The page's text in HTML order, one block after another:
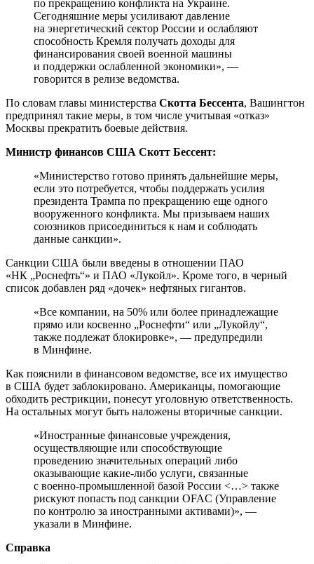
по прекращению конфликта на Украине.
Сегодняшние меры усиливают давление
на энергетический сектор России и ослабляют
способность Кремля получать доходы для
финансирования своей военной машины
и поддержки ослабленной экономики», —
говорится в релизе ведомства.
По словам главы министерства Скотта Бессента, Вашингтон
предпринял такие меры, в том числе учитывая «отказ»
Москвы прекратить боевые действия.
Министр финансов США Скотт Бессент:
«Министерство готово принять дальнейшие меры,
если это потребуется, чтобы поддержать усилия
президента Трампа по прекращению еще одного
вооруженного конфликта. Мы призываем наших
союзников присоединиться к нам и соблюдать
данные санкции».
Санкции США были введены в отношении ПАО
«НК „Роснефть“» и ПАО «Лукойл». Кроме того, в черный
список добавлен ряд «дочек» нефтяных гигантов.
«Все компании, на 50% или более принадлежащие
прямо или косвенно „Роснефти“ или „Лукойлу“,
также подлежат блокировке», — предупредили
в Минфине.
Как пояснили в финансовом ведомстве, все их имущество
в США будет заблокировано. Американцы, помогающие
обходить рестрикции, понесут уголовную ответственность.
На остальных могут быть наложены вторичные санкции.
«Иностранные финансовые учреждения,
осуществляющие или способствующие
проведению значительных операций либо
оказывающие какие-либо услуги, связанные
с военно-промышленной базой России <…> также
рискуют попасть под санкции OFAC (Управление
по контролю за иностранными активами)», —
указали в Минфине.
Справка